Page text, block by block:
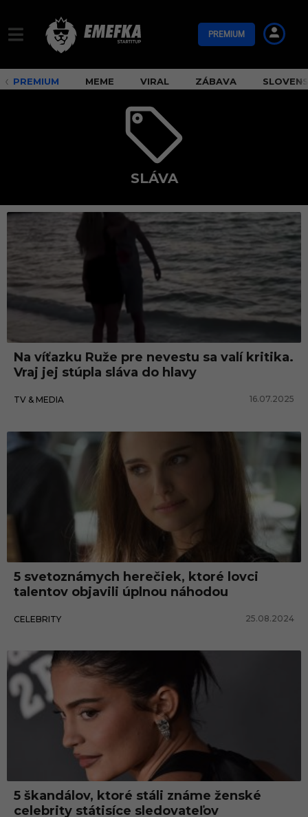
PREMIUM
PREMIUM MEME VIRAL ZÁBAVA
SLÁVA
s
l
á
v
a
Na víťazku Ruže pre nevestu sa valí kritika.
Vraj jej stúpla sláva do hlavy
TV & MEDIA 16.07.2025
5 svetoznámych herečiek, ktoré lovci
talentov objavili úplnou náhodou
CELEBRITY 25.08.2024
5 škandálov, ktoré stáli známe ženské
celebrity státisíce sledovateľov